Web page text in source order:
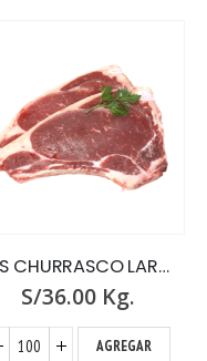
RES CHURRASCO LARGO x GR.
S/36.00 Kg.
AGREGAR